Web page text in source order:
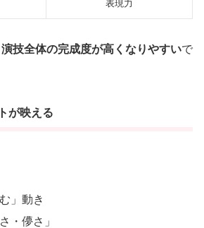
表現力
演技全体の完成度が高くなりやすいで
が映える
」動き
・儚さ」